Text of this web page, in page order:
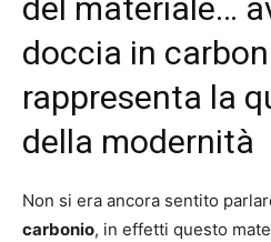
del materiale…
doccia in
rappresenta la
della modernità
Non si era ancora sentito
carbonio, in effetti questo